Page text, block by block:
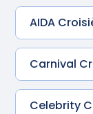
AIDA
Carnival
Celebrity